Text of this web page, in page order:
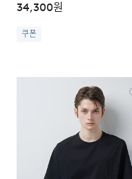
34,300원
쿠폰